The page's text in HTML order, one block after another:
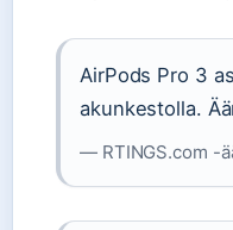
AirPods Pro 3
akunkestolla.
— RTINGS.com -